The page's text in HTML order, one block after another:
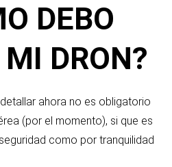
DEBO
DRON?
ahora no es obligatorio
(por el momento), si que es
como por tranquilidad